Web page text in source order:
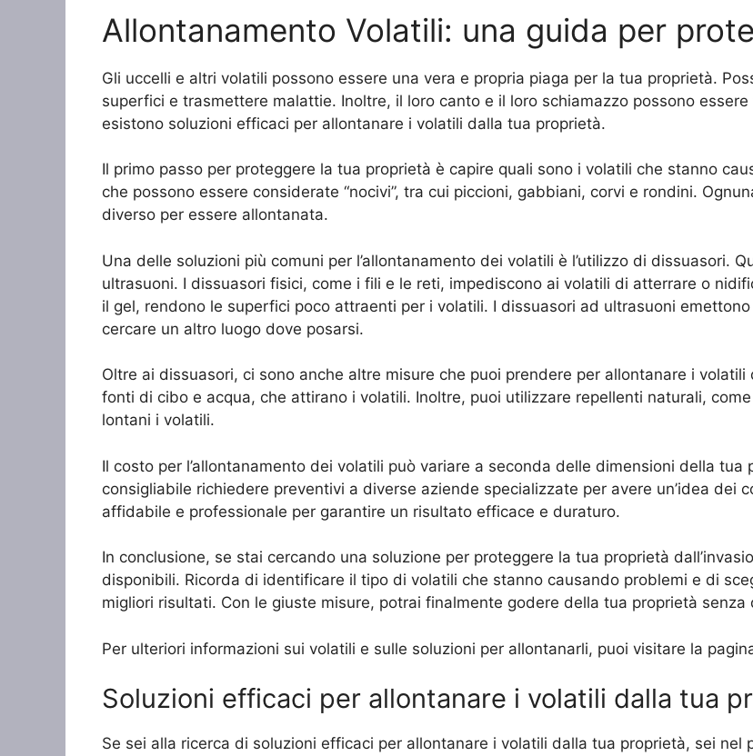
Allontanamento Volatili: una guida per
Gli uccelli e altri volatili possono essere una vera e propria piaga per la tua proprietà.
superfici e trasmettere malattie. Inoltre, il loro canto e il loro schiamazzo possono
esistono soluzioni efficaci per allontanare i volatili dalla tua proprietà.
Il primo passo per proteggere la tua proprietà è capire quali sono i volatili che stanno
che possono essere considerate “nocivi”, tra cui piccioni, gabbiani, corvi e rondini.
diverso per essere allontanata.
Una delle soluzioni più comuni per l’allontanamento dei volatili è l’utilizzo di dissuasori.
ultrasuoni. I dissuasori fisici, come i fili e le reti, impediscono ai volatili di atterrare o
il gel, rendono le superfici poco attraenti per i volatili. I dissuasori ad ultrasuoni
cercare un altro luogo dove posarsi.
Oltre ai dissuasori, ci sono anche altre misure che puoi prendere per allontanare i
fonti di cibo e acqua, che attirano i volatili. Inoltre, puoi utilizzare repellenti naturali,
lontani i volatili.
Il costo per l’allontanamento dei volatili può variare a seconda delle dimensioni della
consigliabile richiedere preventivi a diverse aziende specializzate per avere un’idea dei
affidabile e professionale per garantire un risultato efficace e duraturo.
In conclusione, se stai cercando una soluzione per proteggere la tua proprietà
disponibili. Ricorda di identificare il tipo di volatili che stanno causando problemi e di
migliori risultati. Con le giuste misure, potrai finalmente godere della tua proprietà
Per ulteriori informazioni sui volatili e sulle soluzioni per allontanarli, puoi visitare la
Soluzioni efficaci per allontanare i volatili dalla tua
Se sei alla ricerca di soluzioni efficaci per allontanare i volatili dalla tua proprietà, sei nel